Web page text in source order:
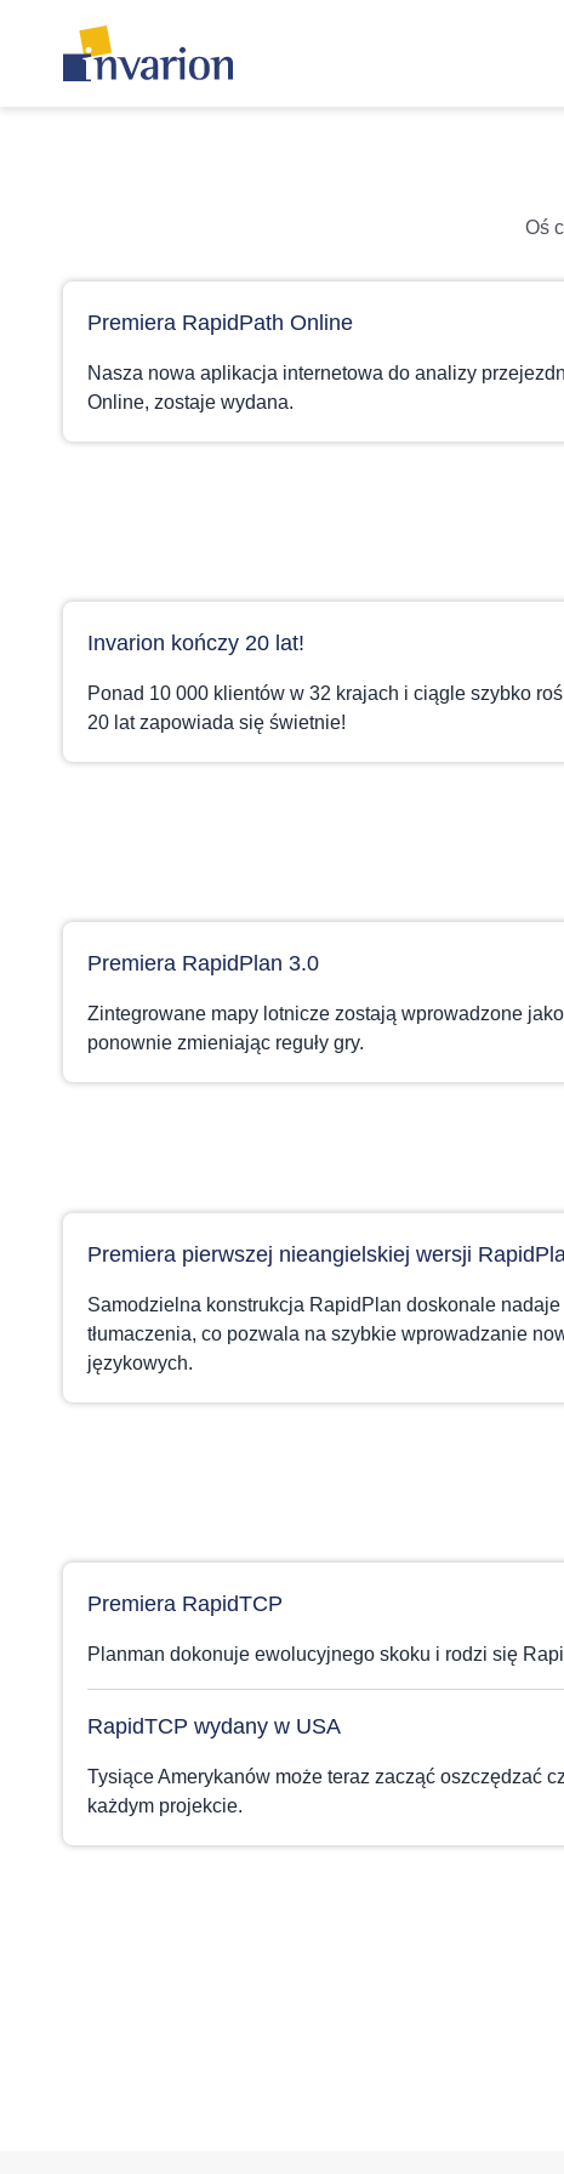
Oś
Premiera RapidPath Online
Nasza nowa aplikacja internetowa do analizy
Online, zostaje wydana.
Invarion kończy 20 lat!
Ponad 10 000 klientów w 32 krajach i ciągle szybko
20 lat zapowiada się świetnie!
Premiera RapidPlan 3.0
Zintegrowane mapy lotnicze zostają wprowadzone
ponownie zmieniając reguły gry.
Premiera pierwszej nieangielskiej wersji
Samodzielna konstrukcja RapidPlan doskonale nadaje
tłumaczenia, co pozwala na szybkie wprowadzanie
językowych.
Premiera RapidTCP
Planman dokonuje ewolucyjnego skoku i rodzi się
RapidTCP wydany w USA
Tysiące Amerykanów może teraz zacząć oszczędzać
każdym projekcie.